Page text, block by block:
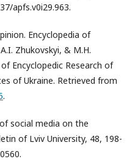
apfs.v0i29.963.
Encyclopedia of
Zhukovskyi, & M.H.
Encyclopedic Research of
of Ukraine. Retrieved from
.
social media on the
of Lviv University, 48, 198-